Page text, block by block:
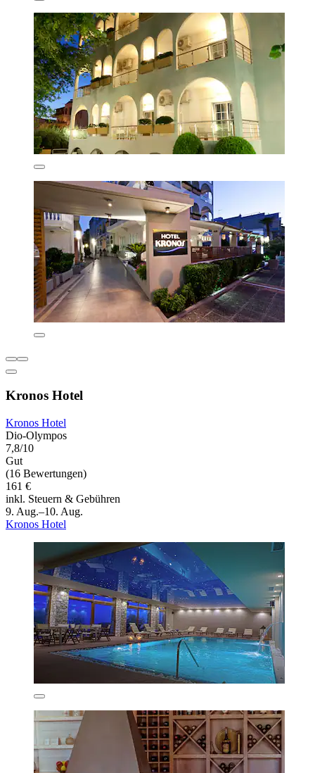
Kronos Hotel
Kronos Hotel
Dio-Olympos
7,8/10
Gut
(16 Bewertungen)
161 €
inkl. Steuern & Gebühren
9. Aug.–10. Aug.
Kronos Hotel